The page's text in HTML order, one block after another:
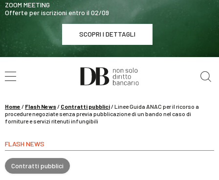
ZOOM MEETING
Offerte per iscrizioni entro il 02/09
SCOPRI I DETTAGLI
WEBINAR / 23 settembre
Nuove linee guida EBA sulla POG dei prodotti
SCOPRI I DETTAGLI
Home / Flash News/ Contratti pubblici/Linee Guida ANAC per il ricorso a
procedure negoziate senza previa pubblicazione di un bando nel caso di
forniture e servizi ritenuti infungibili
FLASH NEWS
Contratti pubblici